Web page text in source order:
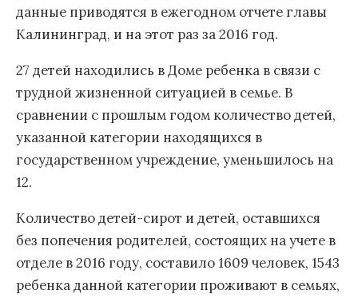
данные приводятся в ежегодном отчете главы
Калининград, и на этот раз за 2016 год.
27 детей находились в Доме ребенка в связи с
трудной жизненной ситуацией в семье. В
сравнении с прошлым годом количество детей,
указанной категории находящихся в
государственном учреждение, уменьшилось на
12.
Количество детей-сирот и детей, оставшихся
без попечения родителей, состоящих на учете в
отделе в 2016 году, составило 1609 человек, 1543
ребенка данной категории проживают в семьях,